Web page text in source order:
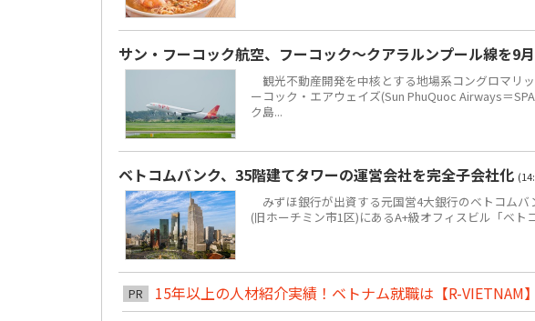
サン・フーコック航空、フーコック～クアラルンプール線を9
観光不動産開発を中核とする地場系コングロマリ
ーコック・エアウェイズ(Sun PhuQuoc Airways＝
ク島...
ベトコムバンク、35階建てタワーの運営会社を完全子会社化
みずほ銀行が出資する元国営4大銀行のベトコム
(旧ホーチミン市1区)にあるA+級オフィスビル「ベ
PR 15年以上の人材紹介実績！ベトナム就職は【R-VIETNAM】